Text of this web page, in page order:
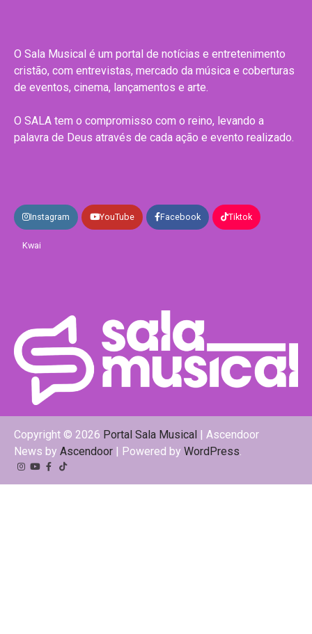
O Sala Musical é um portal de notícias e entretenimento
cristão, com entrevistas, mercado da música e coberturas
de eventos, cinema, lançamentos e arte.
O SALA tem o compromisso com o reino, levando a
palavra de Deus através de cada ação e evento realizado.
Instagram YouTube Facebook Tiktok
Kwai
Copyright © 2026 Portal Sala Musical | Ascendoor
News by Ascendoor | Powered by WordPress.
Instagram
YouTube
Facebook
Tiktok